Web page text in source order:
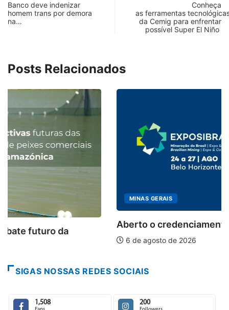
Banco deve indenizar
homem trans por demora
na…
Conheça
as ferramentas
da Cemig para enfrentar
possível Super El Niño
Posts Relacionados
Aberto o credenciamento de imprensa para a...
SIGAS NOSSAS REDES SOCIAIS
1,508 200